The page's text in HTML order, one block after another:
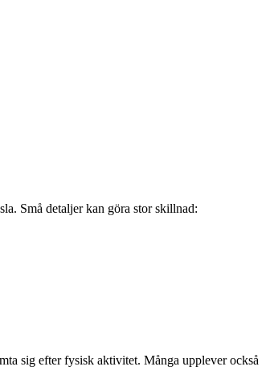
Små detaljer kan göra stor skillnad:
sig efter fysisk aktivitet. Många upplever också